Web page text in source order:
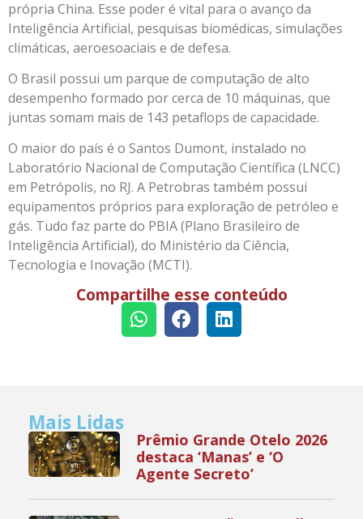
própria China. Esse poder é vital para o avanço da
Inteligência Artificial, pesquisas biomédicas, simulações
climáticas, aeroesoaciais e de defesa.
O Brasil possui um parque de computação de alto
desempenho formado por cerca de 10 máquinas, que
juntas somam mais de 143 petaflops de capacidade.
O maior do país é o Santos Dumont, instalado no
Laboratório Nacional de Computação Científica (LNCC)
em Petrópolis, no RJ. A Petrobras também possui
equipamentos próprios para exploração de petróleo e
gás. Tudo faz parte do PBIA (Plano Brasileiro de
Inteligência Artificial), do Ministério da Ciência,
Tecnologia e Inovação (MCTI).
Compartilhe esse conteúdo
Mais Lidas
Prêmio Grande Otelo 2026
destaca ‘Manas’ e ‘O
Agente Secreto’